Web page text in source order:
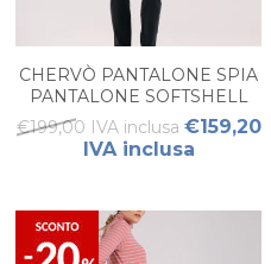
CHERVÒ PANTALONE SPIA
PANTALONE SOFTSHELL
DONNA
€199,00 IVA inclusa €159,20
IVA inclusa